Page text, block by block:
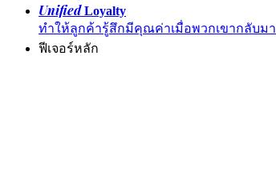
UnifiedLoyalty
ทำให้ลูกค้ารู้สึกมีคุณค่าเมื่อพวกเขากลับมา
ฟีเจอร์หลัก